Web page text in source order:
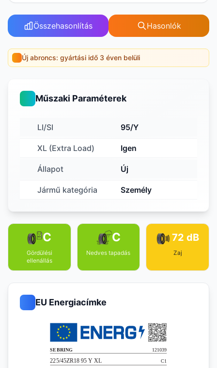
Összehasonlítás Hasonlók
Új abroncs: gyártási idő 3 éven belüli
Műszaki Paraméterek
LI/SI 95/Y
XL (Extra Load) Igen
Állapot Új
Jármű kategória Személy
C
Gördülési
ellenállás
C
Nedves tapadás
72 dB
Zaj
EU Energiacímke